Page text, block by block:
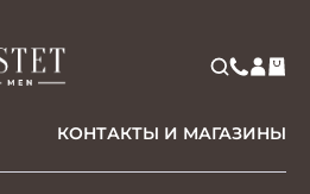
КОНТАКТЫ И МАГАЗИНЫ